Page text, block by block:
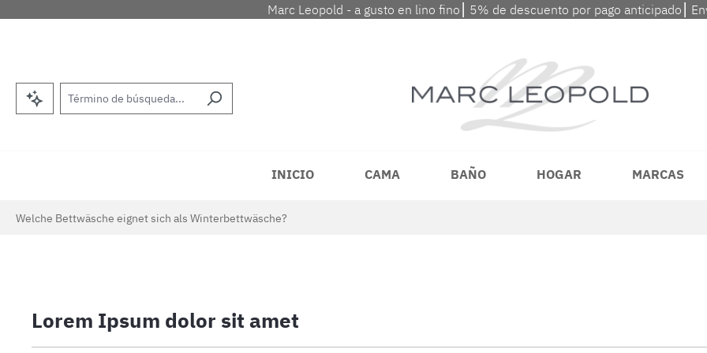
al contenido principal
Saltar a la búsqueda
Saltar a la navegación principal
Marc Leopold - a gusto en lino fino⎮ 5% de descuento por pago anticipado⎮
INICIO CAMA BAÑO HOGAR MARCAS
Welche Bettwäsche eignet sich als Winterbettwäsche?
Lorem Ipsum dolor sit amet